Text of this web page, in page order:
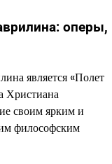
оперы,
является «Полет
Христиана
своим ярким и
философским